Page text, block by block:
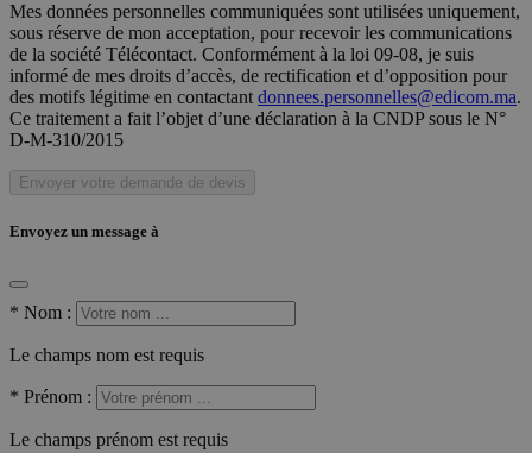
Mes données personnelles communiquées sont utilisées uniquement,
sous réserve de mon acceptation, pour recevoir les communications
de la société Télécontact. Conformément à la loi 09-08, je suis
informé de mes droits d’accès, de rectification et d’opposition pour
des motifs légitime en contactant donnees.personnelles@edicom.ma.
Ce traitement a fait l’objet d’une déclaration à la CNDP sous le N°
D-M-310/2015
Envoyer votre demande de devis
Envoyez un message à
* Nom :
Le champs nom est requis
* Prénom :
Le champs prénom est requis